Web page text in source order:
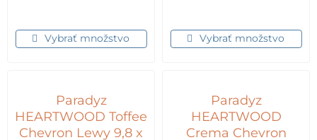
Vybrať množstvo Vybrať množstvo
Paradyz
HEARTWOOD Toffee
Chevron Lewy 9,8 x
Paradyz
HEARTWOOD
Crema Chevron